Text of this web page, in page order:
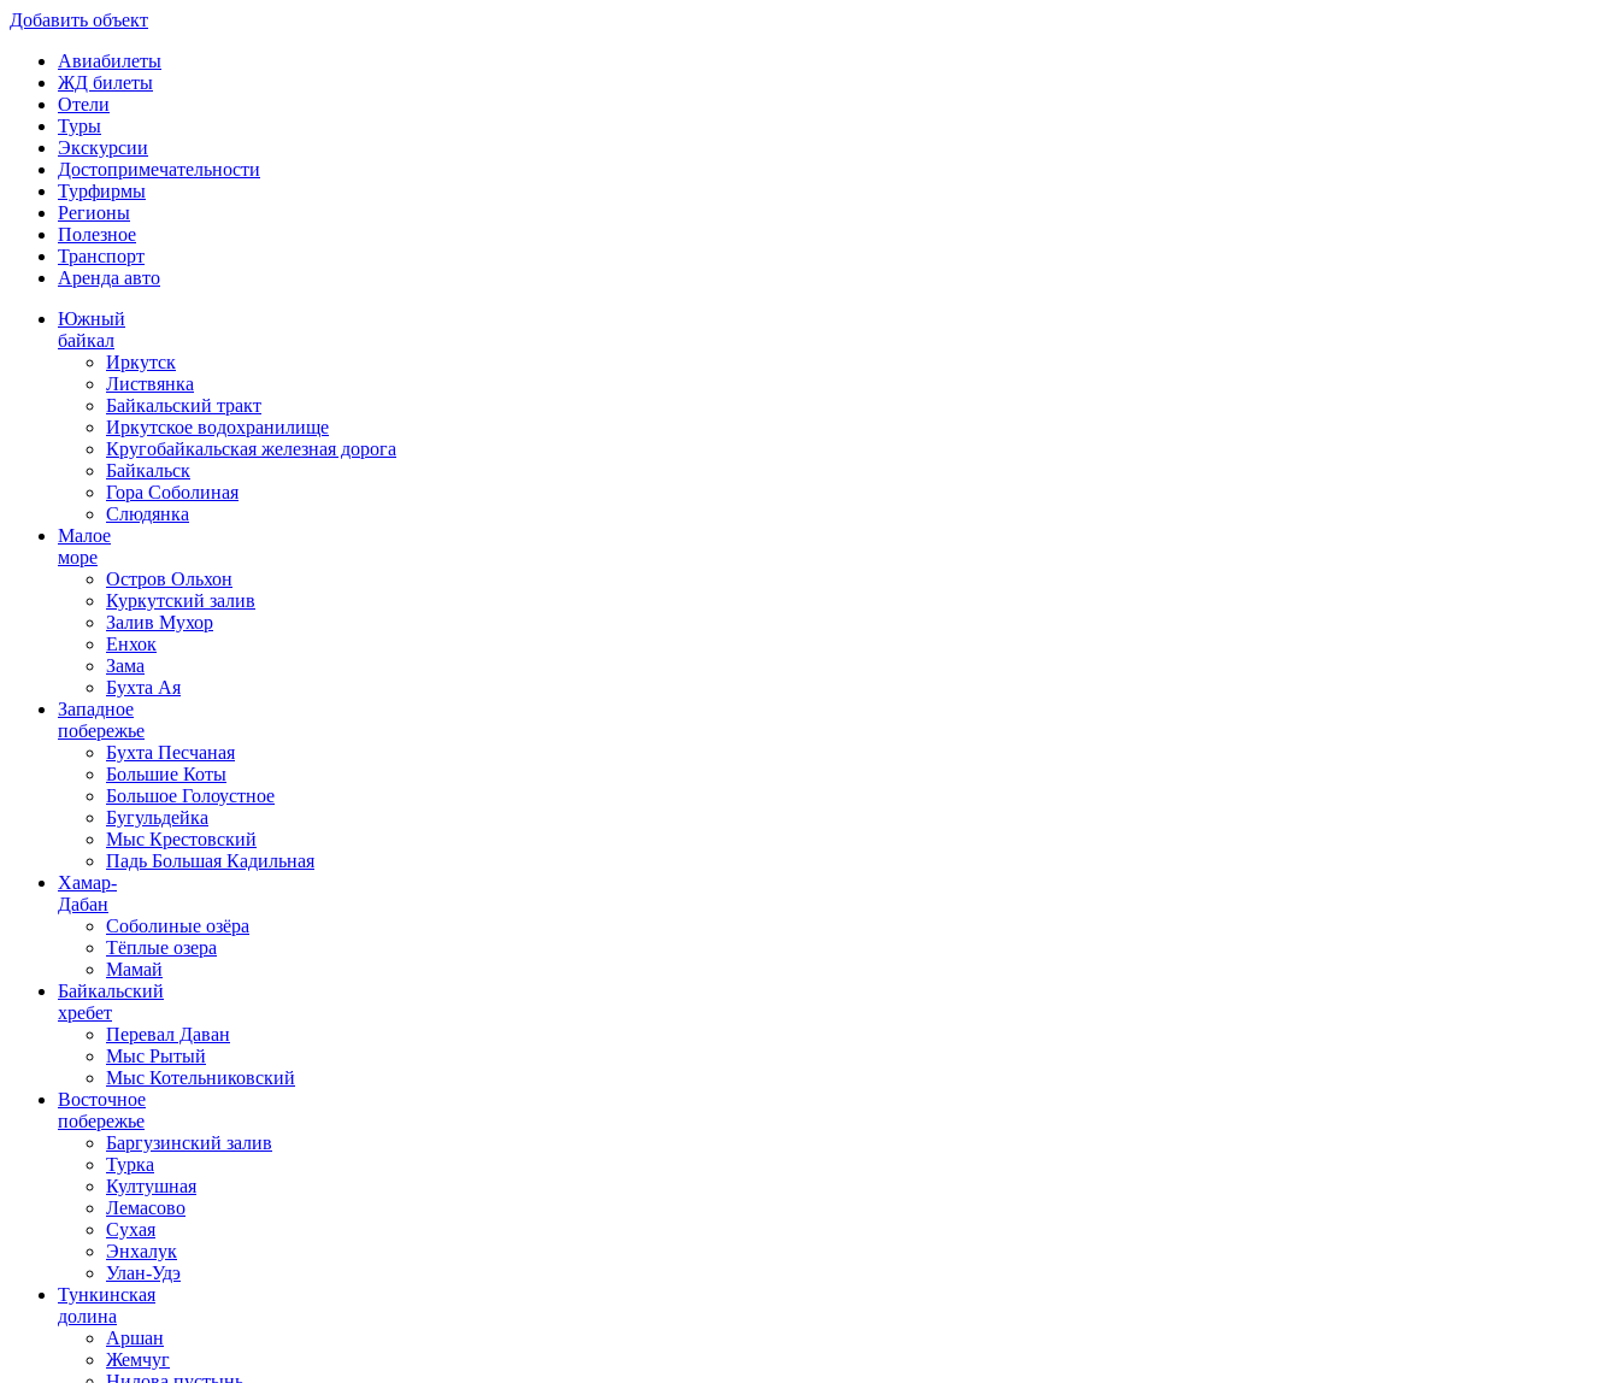
Добавить объект
Авиабилеты
ЖД билеты
Отели
Туры
Экскурсии
Достопримечательности
Турфирмы
Регионы
Полезное
Транспорт
Аренда авто
Южный
байкал
Иркутск
Листвянка
Байкальский тракт
Иркутское водохранилище
Кругобайкальская железная дорога
Байкальск
Гора Соболиная
Слюдянка
Малое
море
Остров Ольхон
Куркутский залив
Залив Мухор
Енхок
Зама
Бухта Ая
Западное
побережье
Бухта Песчаная
Большие Коты
Большое Голоустное
Бугульдейка
Мыс Крестовский
Падь Большая Кадильная
Хамар-
Дабан
Соболиные озёра
Тёплые озера
Мамай
Байкальский
хребет
Перевал Даван
Мыс Рытый
Мыс Котельниковский
Восточное
побережье
Баргузинский залив
Турка
Култушная
Лемасово
Сухая
Энхалук
Улан-Удэ
Тункинская
долина
Аршан
Жемчуг